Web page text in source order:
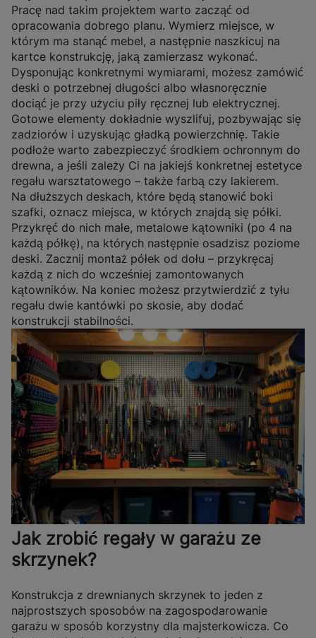
Pracę nad takim projektem warto zacząć od
opracowania dobrego planu. Wymierz miejsce, w
którym ma stanąć mebel, a następnie naszkicuj na
kartce konstrukcję, jaką zamierzasz wykonać.
Dysponując konkretnymi wymiarami, możesz zamówić
deski o potrzebnej długości albo własnoręcznie
dociąć je przy użyciu piły ręcznej lub elektrycznej.
Gotowe elementy dokładnie wyszlifuj, pozbywając się
zadziorów i uzyskując gładką powierzchnię. Takie
podłoże warto zabezpieczyć środkiem ochronnym do
drewna, a jeśli zależy Ci na jakiejś konkretnej estetyce
regału warsztatowego – także farbą czy lakierem.
Na dłuższych deskach, które będą stanowić boki
szafki, oznacz miejsca, w których znajdą się półki.
Przykręć do nich małe, metalowe kątowniki (po 4 na
każdą półkę), na których następnie osadzisz poziome
deski. Zacznij montaż półek od dołu – przykręcaj
każdą z nich do wcześniej zamontowanych
kątowników. Na koniec możesz przytwierdzić z tyłu
regału dwie kantówki po skosie, aby dodać
konstrukcji stabilności.
Jak zrobić regały w garażu ze
skrzynek?
Konstrukcja z drewnianych skrzynek to jeden z
najprostszych sposobów na zagospodarowanie
garażu w sposób korzystny dla majsterkowicza. Co